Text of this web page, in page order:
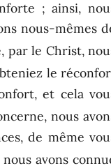
; ainsi,
nous-mêmes
par le Christ,
le
et cela
nous
de même
avons